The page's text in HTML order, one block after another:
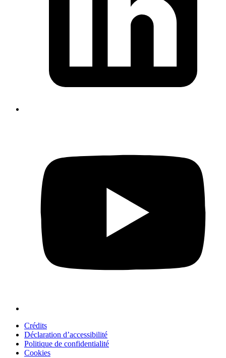
Crédits
Déclaration d’accessibilité
Politique de confidentialité
Cookies